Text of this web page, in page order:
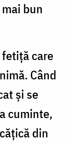
bun
fetiță care
Când
și se
cuminte,
din